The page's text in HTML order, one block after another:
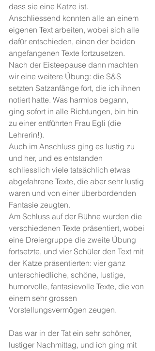
dass sie eine Katze ist.
Anschliessend konnten alle an einem
eigenen Text arbeiten, wobei sich alle
dafür entschieden, einen der beiden
angefangenen Texte fortzusetzen.
Nach der Eisteepause dann machten
wir eine weitere Übung: die S&S
setzten Satzanfänge fort, die ich ihnen
notiert hatte. Was harmlos begann,
ging sofort in alle Richtungen, bin hin
zu einer entführten Frau Egli (die
Lehrerin!).
Auch im Anschluss ging es lustig zu
und her, und es entstanden
schliesslich viele tatsächlich etwas
abgefahrene Texte, die aber sehr lustig
waren und von einer überbordenden
Fantasie zeugten.
Am Schluss auf der Bühne wurden die
verschiedenen Texte präsentiert, wobei
eine Dreiergruppe die zweite Übung
fortsetzte, und vier Schüler den Text mit
der Katze präsentierten: vier ganz
unterschiedliche, schöne, lustige,
humorvolle, fantasievolle Texte, die von
einem sehr grossen
Vorstellungsvermögen zeugen.
Das war in der Tat ein sehr schöner,
lustiger Nachmittag, und ich ging mit